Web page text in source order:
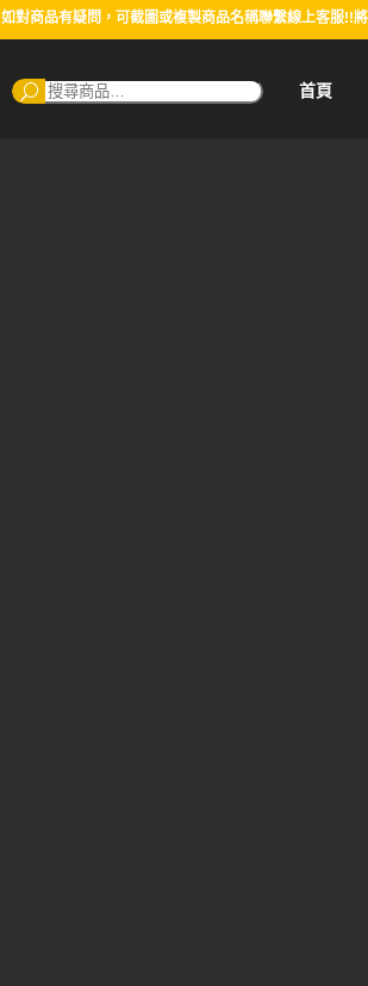
如對商品有疑問，可截圖或複製商品名稱聯繫線上客服!!
搜
尋：
首頁